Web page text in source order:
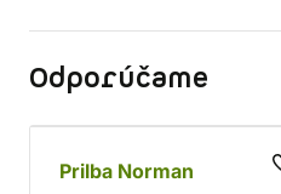
Odporúčame
Prilba Norman